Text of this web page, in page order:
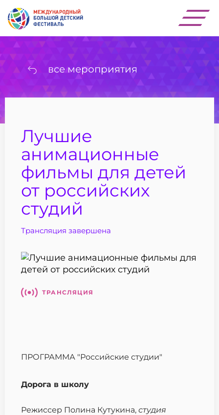
все мероприятия
Лучшие
анимационные
фильмы для детей
от российских
студий
Трансляция завершена
ТРАНСЛЯЦИЯ
ПРОГРАММА "Российские студии"
Дорога в школу
Режиссер Полина Кутукина, студия